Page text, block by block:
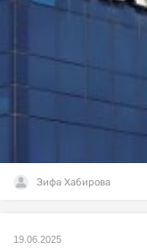
Зифа Хабирова
19.06.2025